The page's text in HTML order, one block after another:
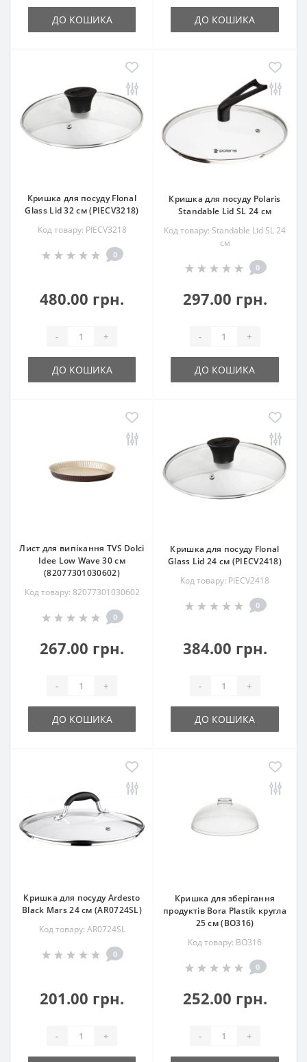
ДО КОШИКА ДО КОШИКА
Кришка для посуду Flonal
Glass Lid 32 см (PIECV3218)
Код товару: PIECV3218
0
480.00 грн.
- +
ДО КОШИКА
Кришка для посуду Polaris
Standable Lid SL 24 см
Код товару: Standable Lid SL 24
см
0
297.00 грн.
- +
ДО КОШИКА
Лист для випікання TVS Dolci
Idee Low Wave 30 см
(82077301030602)
Код товару: 82077301030602
0
267.00 грн.
- +
ДО КОШИКА
Кришка для посуду Flonal
Glass Lid 24 см (PIECV2418)
Код товару: PIECV2418
0
384.00 грн.
- +
ДО КОШИКА
Кришка для посуду Ardesto
Black Mars 24 см (AR0724SL)
Код товару: AR0724SL
0
201.00 грн.
- +
Кришка для зберігання
продуктів Bora Plastik кругла
25 см (BO316)
Код товару: BO316
0
252.00 грн.
- +